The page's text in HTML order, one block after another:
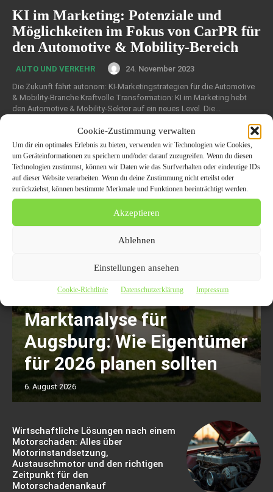
Cookie-Zustimmung verwalten
Um dir ein optimales Erlebnis zu bieten, verwenden wir Technologien wie Cookies,
um Geräteinformationen zu speichern und/oder darauf zuzugreifen. Wenn du diesen
Technologien zustimmst, können wir Daten wie das Surfverhalten oder eindeutige IDs
auf dieser Website verarbeiten. Wenn du deine Zustimmung nicht erteilst oder
zurückziehst, können bestimmte Merkmale und Funktionen beeinträchtigt werden.
Akzeptieren
Ablehnen
Einstellungen ansehen
Cookie-Richtlinie Datenschutzerklärung Impressum
KI im Marketing: Potenziale und
Möglichkeiten im Fokus von CarPR für
den Automotive & Mobility-Bereich
AUTO UND VERKEHR
24. November 2023
Die Zukunft fährt autonom: KI-Marketingstrategien für die Automotive
& Mobility-Branche Kraftvolle Transformation: KI im Marketing hebt
den Automotive & Mobility-Sektor auf ein neues Level. Die...
Marktanalyse für
Augsburg: Wie Eigentümer
für 2026 planen sollten
6. August 2026
Wirtschaftliche Lösungen nach einem
Motorschaden: Alles über
Motorinstandsetzung,
Austauschmotor und den richtigen
Zeitpunkt für den
Motorschadenankauf